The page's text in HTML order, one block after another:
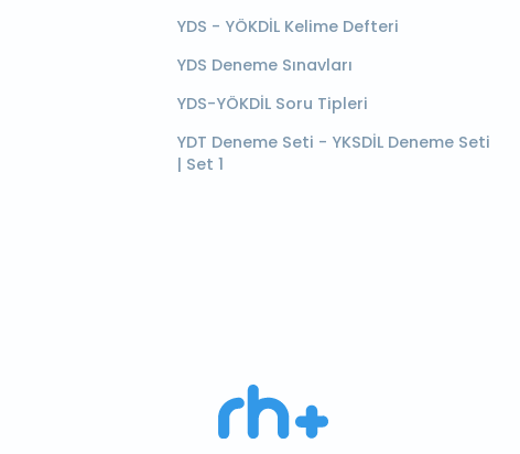
YDS - YÖKDİL Kelime Defteri
YDS Deneme Sınavları
YDS-YÖKDİL Soru Tipleri
YDT Deneme Seti - YKSDİL Deneme Seti
| Set 1